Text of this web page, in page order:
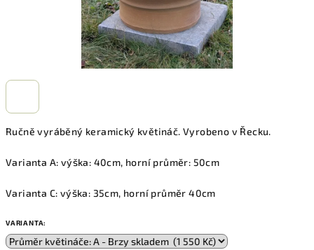
Ručně vyráběný keramický květináč. Vyrobeno v Řecku.
Varianta A: výška: 40cm, horní průměr: 50cm
Varianta C: výška: 35cm, horní průměr 40cm
VARIANTA: